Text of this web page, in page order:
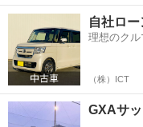
ントロール、体力・筋…
東京 練馬区 新江古
自社ロ
理想のク
（株）ICT
GXAサ